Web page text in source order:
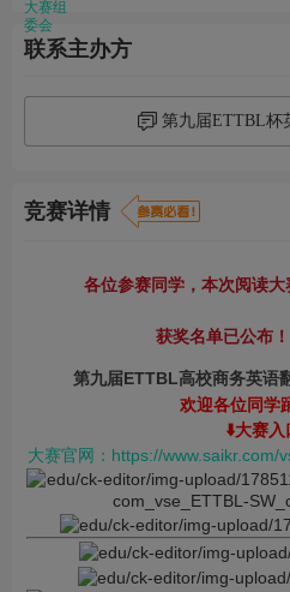
联系主办方
第九届ETTBL杯
竞赛详情
各位参赛同学，本次阅读大
获奖名单已公布！
第九届ETTBL高校商务英语
欢迎各位同学
⬇️大赛入
大赛官网：https://www.saikr.com/